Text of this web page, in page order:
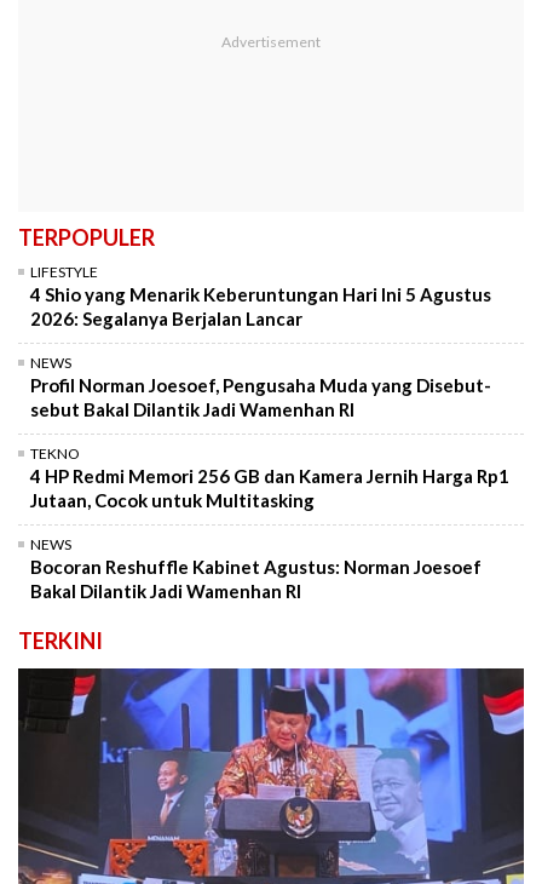
TERPOPULER
LIFESTYLE
4 Shio yang Menarik Keberuntungan Hari Ini 5 Agustus
2026: Segalanya Berjalan Lancar
NEWS
Profil Norman Joesoef, Pengusaha Muda yang Disebut-
sebut Bakal Dilantik Jadi Wamenhan RI
TEKNO
4 HP Redmi Memori 256 GB dan Kamera Jernih Harga Rp1
Jutaan, Cocok untuk Multitasking
NEWS
Bocoran Reshuffle Kabinet Agustus: Norman Joesoef
Bakal Dilantik Jadi Wamenhan RI
TERKINI